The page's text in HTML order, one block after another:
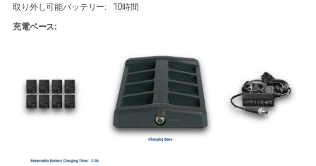
取り外し可能バッテリー: 10時間
充電ベース: